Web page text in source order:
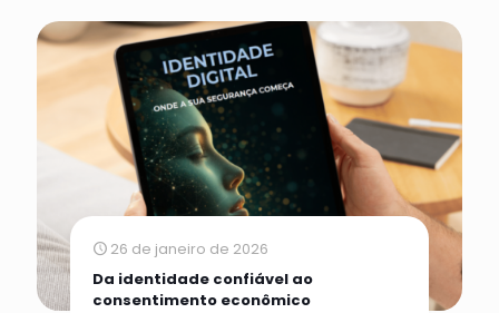
26 de janeiro de 2026
Da identidade confiável ao
consentimento econômico